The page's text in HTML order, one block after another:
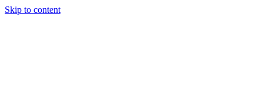
Skip to content